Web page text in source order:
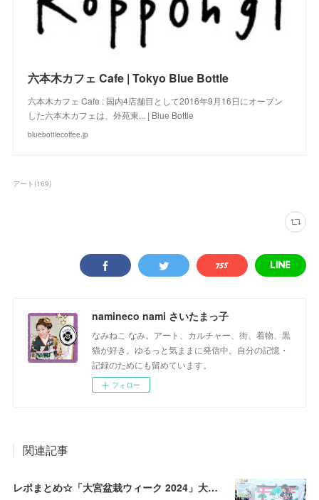
六本木カフェ Cafe | Tokyo Blue Bottle
六本木カフェ Cafe : 国内4店舗目として2016年9月16日にオープン
した六本木カフェは、外苑東... | Blue Bottle
bluebottlecoffee.jp
アート (169)
namineco nami さいたまっ子
なみねこ なみ。アート、カルチャー、街、着物、黒
猫が好き。ゆるっと気ままに発信中。自分の記憶・
記録のためにも留めています。
フォロー
関連記事
レポまとめ☆「大宮盆栽ウィーク 2024」大盆栽まつり、おおみや盆栽まつりにいってきた